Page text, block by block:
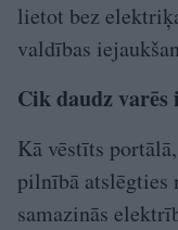
lietot bez
valdības
Cik daudz varēs
Kā vēstīts
pilnībā atslēgties
samazinās